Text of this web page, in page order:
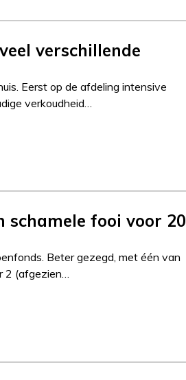
verschillende
Eerst op de afdeling intensive
verkoudheid…
schamele fooi voor 20
Beter gezegd, met één van
2 (afgezien…